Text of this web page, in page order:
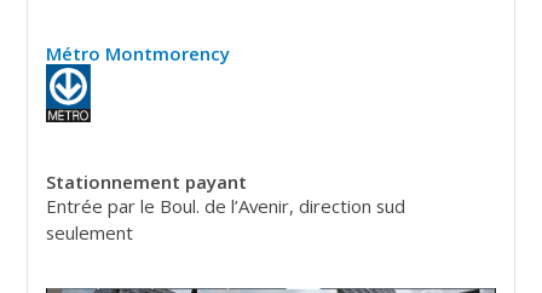
Métro Montmorency
Stationnement payant
Entrée par le Boul. de l’Avenir, direction sud
seulement